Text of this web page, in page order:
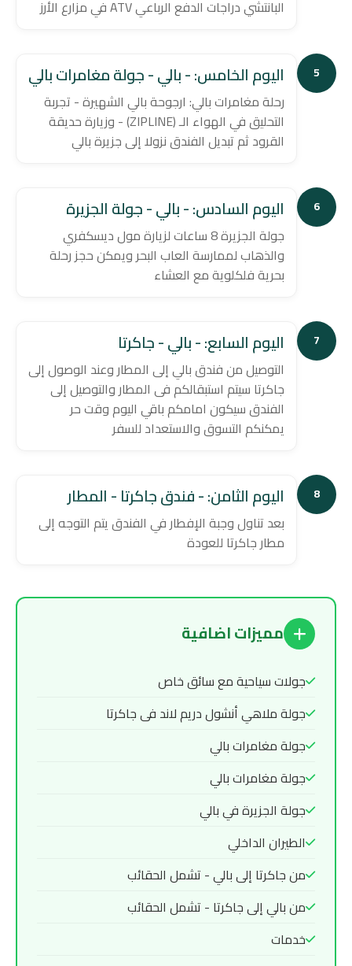
البانتشي دراجات الدفع الرباعي ATV في مزارع الأرز
5 اليوم الخامس: - بالي - جولة مغامرات بالي
رحلة مغامرات بالي: ارجوحة بالي الشهيرة - تجربة
التحليق في الهواء الـ (ZIPLINE) - وزيارة حديقة
القرود ثم تبديل الفندق نزولا إلى جزيرة بالي
6 اليوم السادس: - بالي - جولة الجزيرة
جولة الجزيرة 8 ساعات لزيارة مول ديسكفري
والذهاب لممارسة العاب البحر ويمكن حجز رحلة
بحرية فلكلوية مع العشاء
7 اليوم السابع: - بالي - جاكرتا
التوصيل من فندق بالي إلى المطار وعند الوصول إلى
جاكرتا سيتم استبقالكم فى المطار والتوصيل إلى
الفندق سيكون امامكم باقي اليوم وقت حر
يمكنكم التسوق والاستعداد للسفر
8 اليوم الثامن: - فندق جاكرتا - المطار
بعد تناول وجبة الإفطار في الفندق يتم التوجه إلى
مطار جاكرتا للعودة
مميزات اضافية
جولات سياحية مع سائق خاص
جولة ملاهي أنشول دريم لاند فى جاكرتا
جولة مغامرات بالي
جولة مغامرات بالي
جولة الجزيرة في بالي
الطيران الداخلي
من جاكرتا إلى بالي - تشمل الحقائب
من بالي إلى جاكرتا - تشمل الحقائب
خدمات